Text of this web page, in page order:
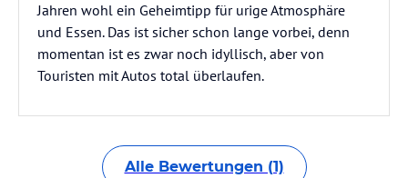
Jahren wohl ein Geheimtipp für urige Atmosphäre
und Essen. Das ist sicher schon lange vorbei, denn
momentan ist es zwar noch idyllisch, aber von
Touristen mit Autos total überlaufen.
Alle Bewertungen (1)